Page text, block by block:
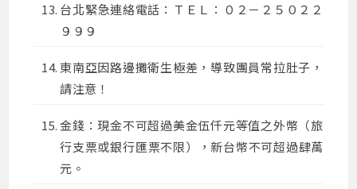
台北緊急連絡電話：ＴＥＬ：０２－２５０２２
９９９
東南亞因路邊攤衛生極差，導致團員常拉肚子，
請注意！
金錢：現金不可超過美金伍仟元等值之外幣（旅
行支票或銀行匯票不限），新台幣不可超過肆萬
元。